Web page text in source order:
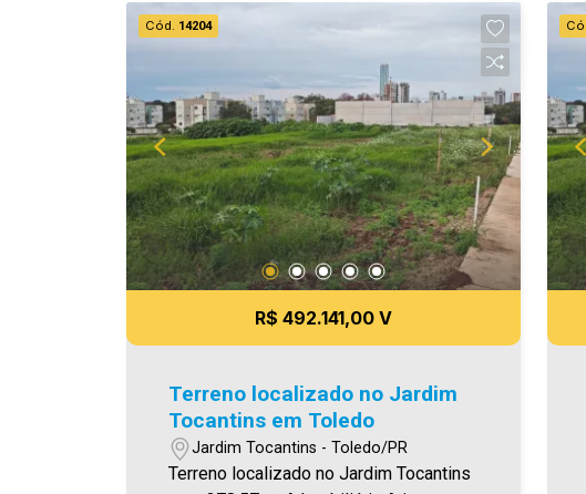
agende uma visita! Imobiliária Ativa |
Sinta-se em casa! - As informações
aqui prestadas são verdadeiras,
todavia, reservamo-nos o direito de
corrigir qualquer erro de digitação e/ou
ortografia, bem como alteração dos
preços e imagens. Fotos meramente
ilustrativas
Cód. 14204
R$ 492.141,00 V
Terreno localizado no Jardim
Tocantins em Toledo
Jardim Tocantins - Toledo/PR
Terreno localizado no Jardim Tocantins